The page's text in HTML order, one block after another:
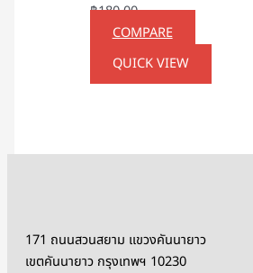
฿180.00
COMPARE
QUICK VIEW
171 ถนนสวนสยาม แขวงคันนายาว
เขตคันนายาว กรุงเทพฯ 10230